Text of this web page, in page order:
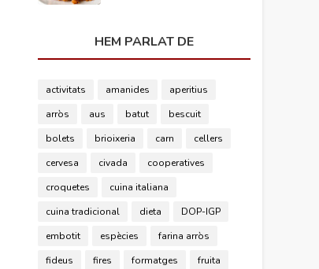
HEM PARLAT DE
activitats amanides
aperitius
arròs
aus batut
bescuit
bolets
brioixeria carn
cellers
cervesa
civada
cooperatives
croquetes
cuina italiana
cuina tradicional
dieta
DOP-IGP
embotit
espècies
farina arròs
fideus
fires formatges
fruita